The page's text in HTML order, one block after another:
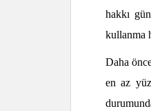
hakkı
kullanma
Daha
en az